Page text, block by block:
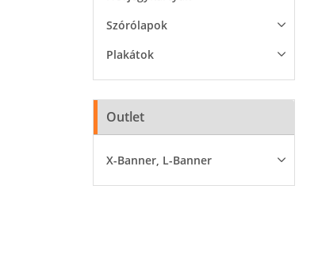
Szórólapok
Plakátok
Outlet
X-Banner, L-Banner